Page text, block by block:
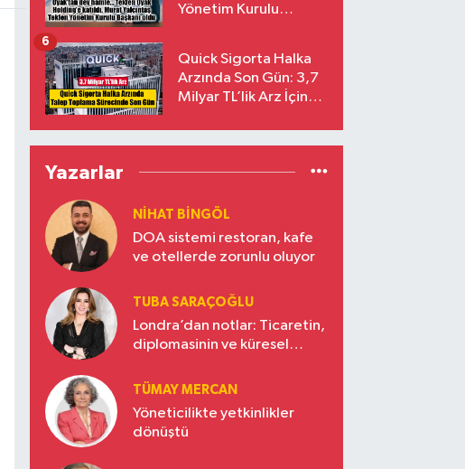
Yönetim Kurulu
Quick Sigorta Halka
Arzında Son Gün: 3,7
Milyar TL’lik Arz İçin
Eriyor
6
Yazarlar
NIHAT BINGÖL
DOA sistemi restoran, kafe
ve otellerde zorunlu oluyor
TUBA SARAÇOĞLU
Londra’dan notlar: Ticaretin,
diplomasinin ve küresel
Türkiye’nin yükselen gücü
TÜMAY MERCAN
Yöneticilikte yetkinlikler
dönüştü